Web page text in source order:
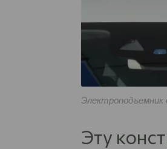
Электроподъемник
Эту